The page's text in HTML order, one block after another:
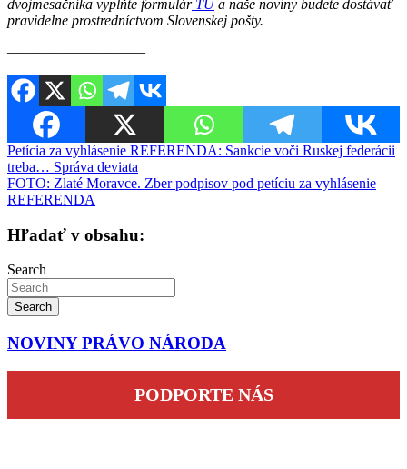
dvojmesačníka vyplňte formulárTUa naše noviny budete dostávať
pravidelne prostredníctvom Slovenskej pošty.
————————–—
Navigácia
v
článku
Petícia za vyhlásenie REFERENDA: Sankcie voči Ruskej federácii
treba… Správa deviata
FOTO: Zlaté Moravce. Zber podpisov pod petíciu za vyhlásenie
REFERENDA
Hľadať v obsahu:
Search
Search
NOVINY PRÁVO NÁRODA
PODPORTE NÁS